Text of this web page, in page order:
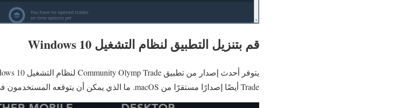
قم بتنزيل التطبيق لنظام التشغيل Windows 10
Trade أيضًا إصدارًا مستقرًا من macOS. ما الذي يمكن أن يتوقعه المستخدمون في التنزيل؟